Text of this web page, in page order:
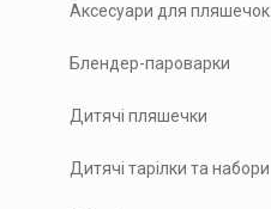
Аксесуари для пляшечок
Блендер-пароварки
Дитячі пляшечки
Дитячі тарілки та набори